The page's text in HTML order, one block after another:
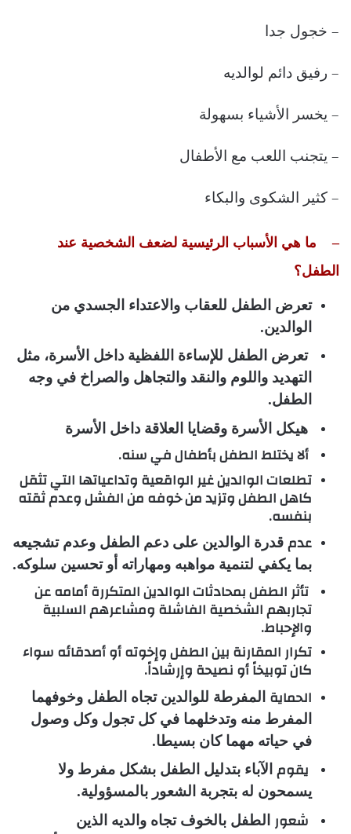
– خجول جدا
– رفيق دائم لوالديه
– يخسر الأشياء بسهولة
– يتجنب اللعب مع الأطفال
– كثير الشكوى والبكاء
–
ما هي الأسباب الرئيسية لضعف الشخصية عند
الطفل؟
تعرض الطفل للعقاب والاعتداء الجسدي من
الوالدين.
تعرض الطفل للإساءة اللفظية داخل الأسرة، مثل
التهديد واللوم والنقد والتجاهل والصراخ في وجه
الطفل.
هيكل الأسرة وقضايا العلاقة داخل الأسرة
ألا يختلط الطفل بأطفال في سنه.
تطلعات الوالدين غير الواقعية وتداعياتها التي تثقل
كاهل الطفل وتزيد من خوفه من الفشل وعدم ثقته
بنفسه.
عدم قدرة الوالدين على دعم الطفل وعدم تشجيعه
بما يكفي لتنمية مواهبه ومهاراته أو تحسين سلوكه.
تأثر الطفل بمحادثات الوالدين المتكررة أمامه عن
تجاربهم الشخصية الفاشلة ومشاعرهم السلبية
والإحباط.
تكرار المقارنة بين الطفل وإخوته أو أصدقائه سواء
كان توبيخاً أو نصيحة وإرشاداً.
الحماية المفرطة للوالدين تجاه الطفل وخوفهما
المفرط منه وتدخلهما في كل تجول وكل وصول
في حياته مهما كان بسيطا.
يقوم الآباء بتدليل الطفل بشكل مفرط ولا
يسمحون له بتجربة الشعور بالمسؤولية.
شعور الطفل بالخوف تجاه والديه الذين